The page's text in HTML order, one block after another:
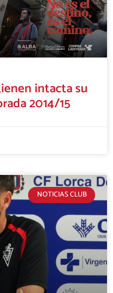
intacta su
2014/15
NOTICIAS CLUB